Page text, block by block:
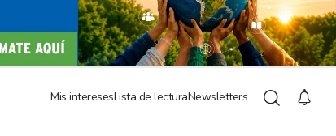
Mis interesesLista de lecturaNewsletters